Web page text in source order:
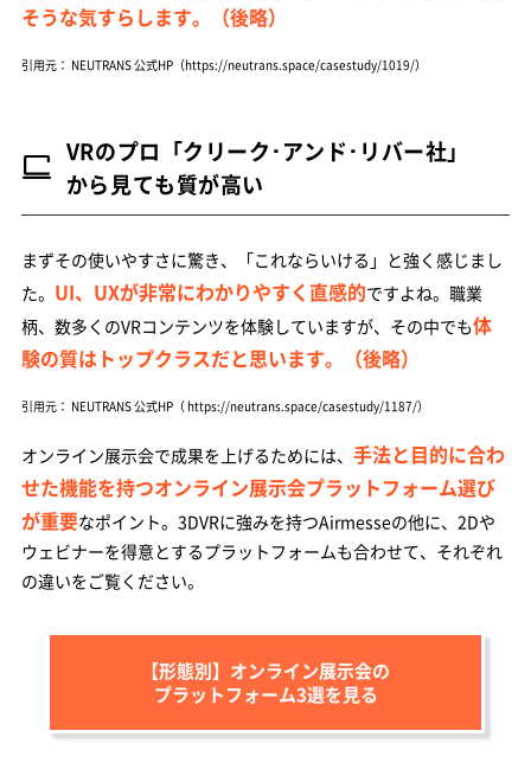
そうな気すらします。（後略）
引用元： NEUTRANS 公式HP（https://neutrans.space/casestudy/1019/）
VRのプロ「クリーク･アンド･リバー社」
から見ても質が高い
まずその使いやすさに驚き、「これならいける」と強く感じまし
た。 UI、UXが非常にわかりやすく直感的ですよね。職業
柄、数多くのVRコンテンツを体験していますが、その中でも体
験の質はトップクラスだと思います。（後略）
引用元： NEUTRANS 公式HP（ https://neutrans.space/casestudy/1187/）
オンライン展示会で成果を上げるためには、 手法と目的に合わ
せた機能を持つオンライン展示会プラットフォーム選び
が重要なポイント。3DVRに強みを持つAirmesseの他に、2Dや
ウェビナーを得意とするプラットフォームも合わせて、それぞれ
の違いをご覧ください。
【形態別】オンライン展示会の
プラットフォーム3選を見る